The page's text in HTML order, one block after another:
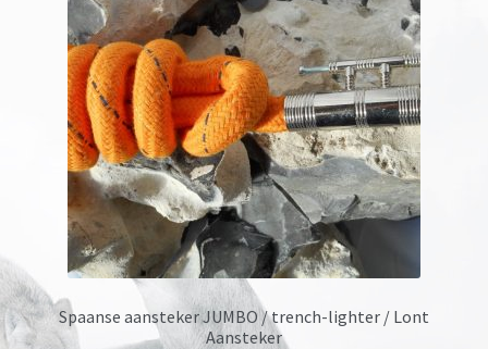
Onze merken
Spaanse aansteker JUMBO / trench-lighter / Lont
Aansteker